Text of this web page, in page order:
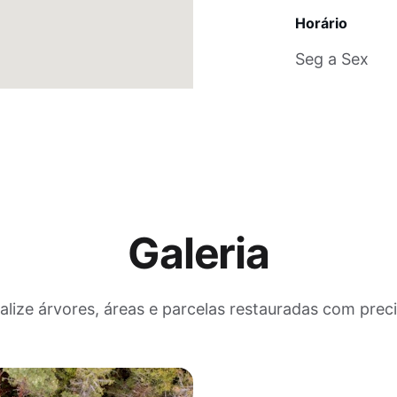
Horário
Seg a Sex
Galeria
árvores, áreas e parcelas restauradas com